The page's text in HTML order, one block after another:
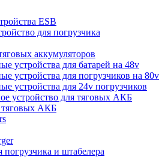
ESB
для погрузчика
аккумуляторов
устройства для батарей на 48v
устройства для погрузчиков на 80v
устройства для 24v погрузчиков
устройство для тяговых АКБ
тяговых АКБ
и штабелера